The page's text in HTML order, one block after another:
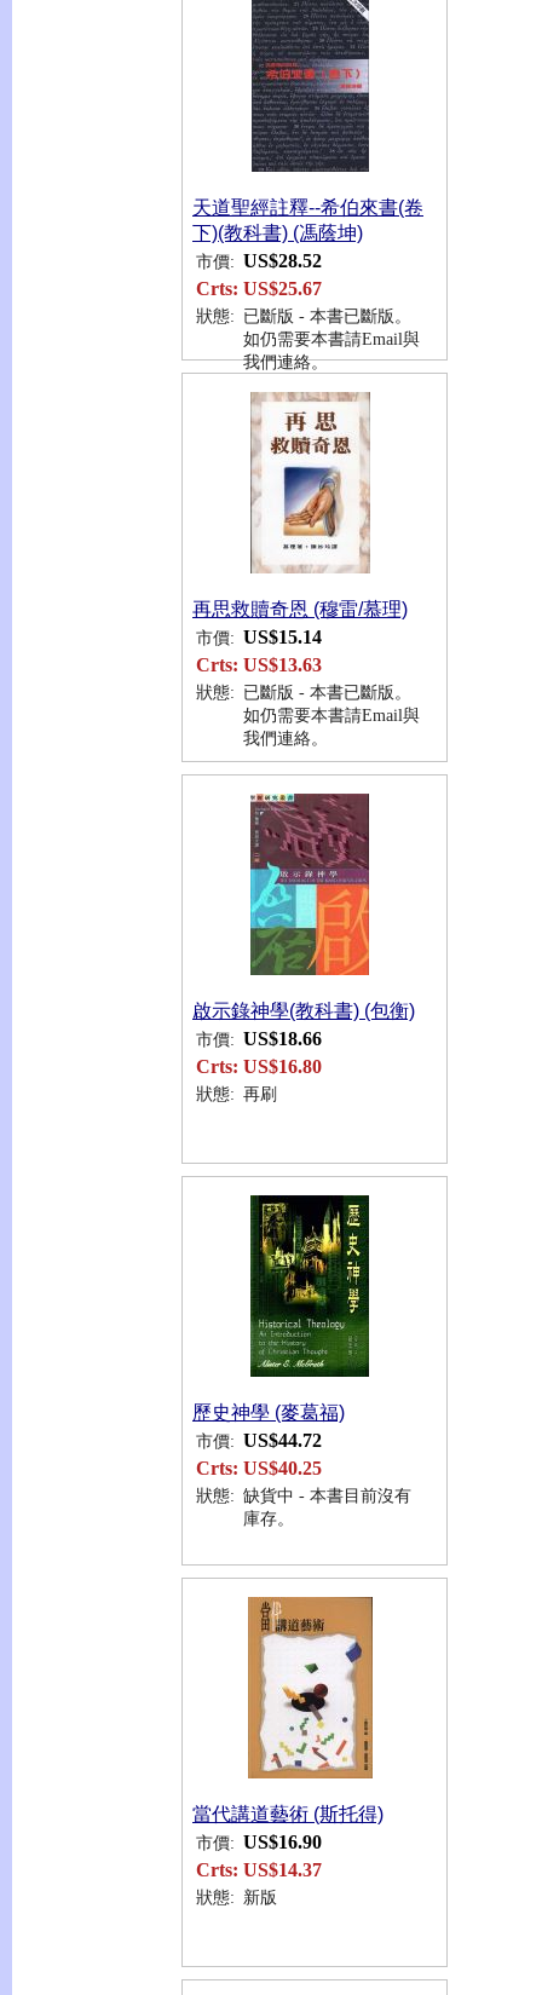
天道聖經註釋--希伯來書(卷
下)(教科書) (馮蔭坤)
市價: US$28.52
Crts: US$25.67
狀態: 已斷版 - 本書已斷版。
如仍需要本書請Email與
我們連絡。
再思救贖奇恩 (穆雷/慕理)
市價: US$15.14
Crts: US$13.63
狀態: 已斷版 - 本書已斷版。
如仍需要本書請Email與
我們連絡。
啟示錄神學(教科書) (包衡)
市價: US$18.66
Crts: US$16.80
狀態: 再刷
歷史神學 (麥葛福)
市價: US$44.72
Crts: US$40.25
狀態: 缺貨中 - 本書目前沒有
庫存。
當代講道藝術 (斯托得)
市價: US$16.90
Crts: US$14.37
狀態: 新版